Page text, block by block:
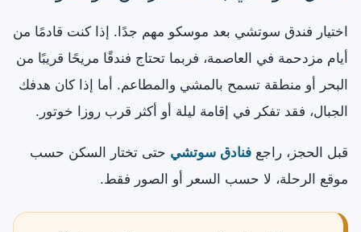
اختيار فندق سوتشي بعد موسكو مهم جدًا. إذا كنت قادمًا من
أيام مزدحمة في العاصمة، فربما تحتاج فندقًا مريحًا قريبًا من
البحر أو منطقة تسمح بالمشي والمطاعم. أما إذا كان هدفك
الجبال، فقد تفكر في إقامة ليلة أو أكثر قرب روزا خوتور.
قبل الحجز، راجع فنادق سوتشي حتى تختار السكن حسب
موقع الرحلة، لا حسب السعر أو الصور فقط.